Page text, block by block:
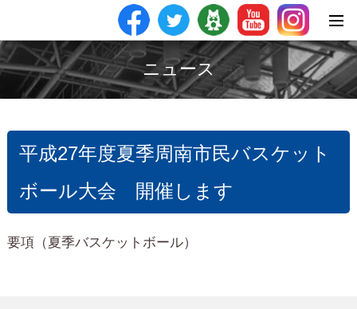
ニュース
平成27年度夏季周南市民バスケット
ボール大会 開催します
要項（夏季バスケットボール）